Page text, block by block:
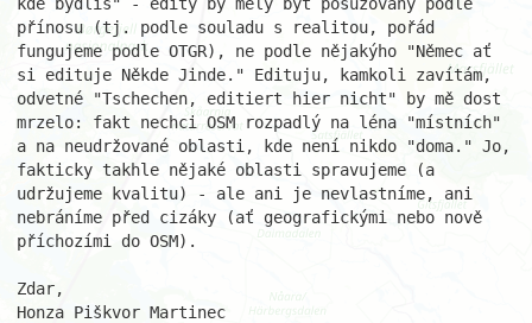
přínosu (tj. podle souladu s realitou, pořád
fungujeme podle OTGR), ne podle nějakýho "Němec ať
si edituje Někde Jinde." Edituju, kamkoli zavítám,
odvetné "Tschechen, editiert hier nicht" by mě dost
mrzelo: fakt nechci OSM rozpadlý na léna "místních"
a na neudržované oblasti, kde není nikdo "doma." Jo,
fakticky takhle nějaké oblasti spravujeme (a
udržujeme kvalitu) - ale ani je nevlastníme, ani
nebráníme před cizáky (ať geografickými nebo nově
příchozími do OSM).
Zdar,
Honza Piškvor Martinec